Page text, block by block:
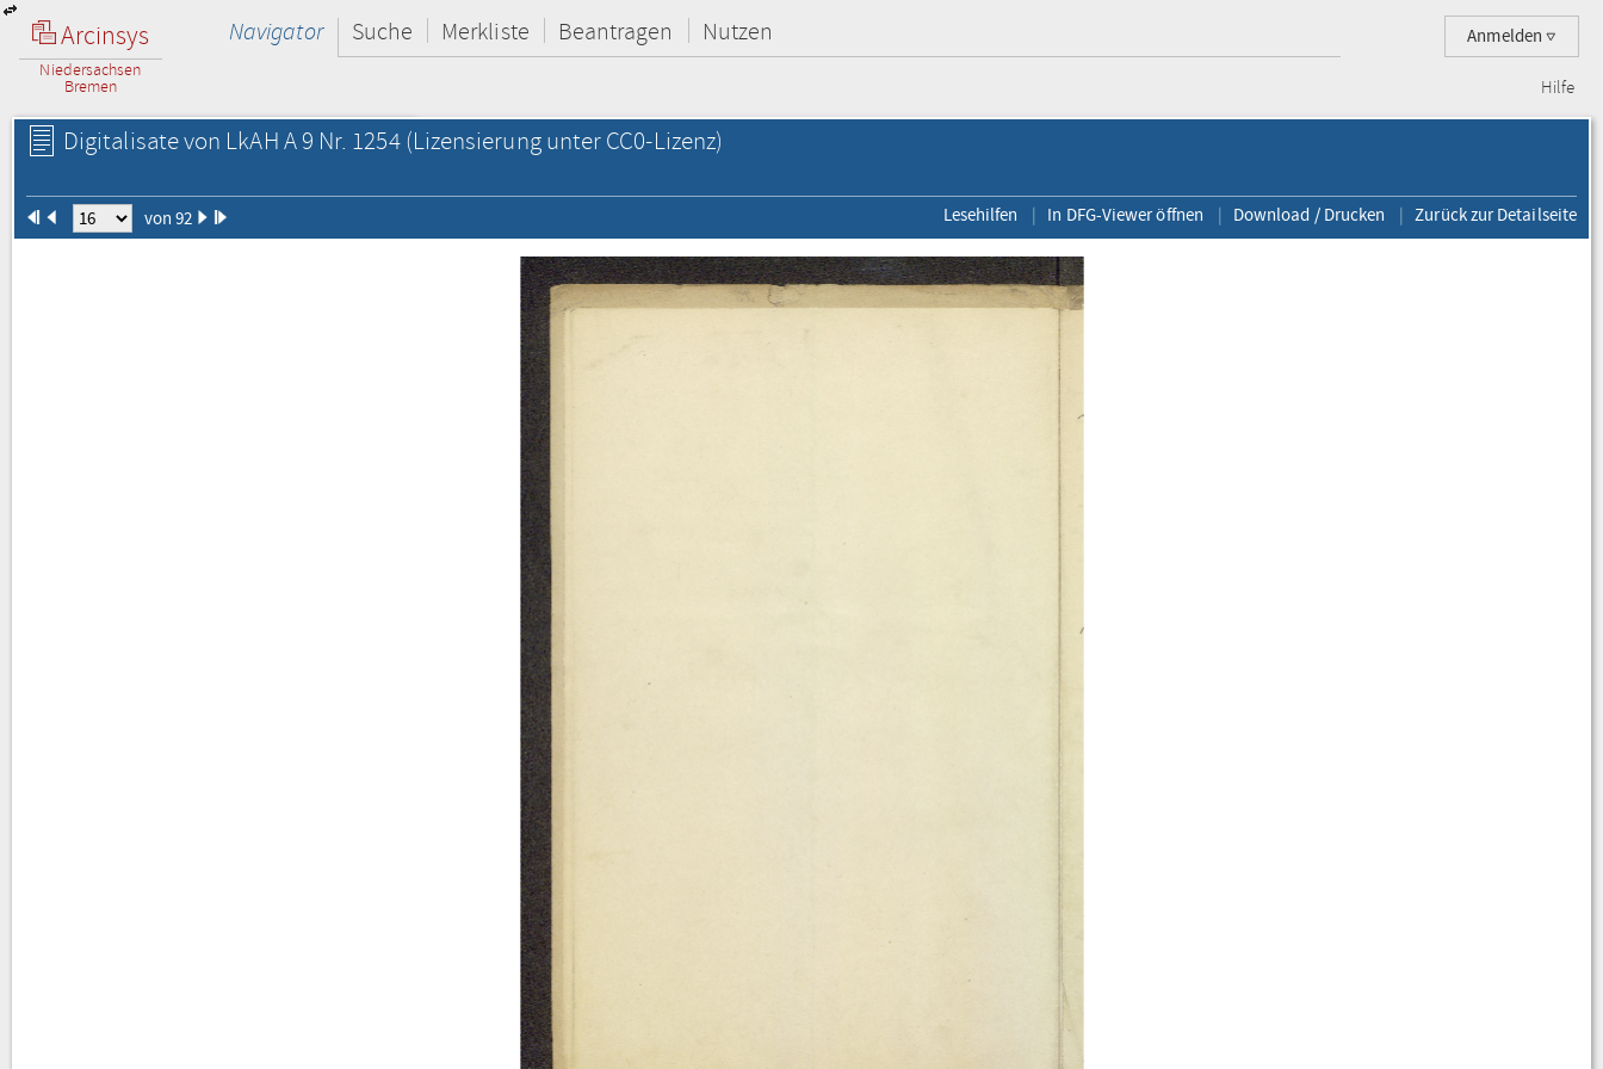
Arcinsys
Niedersachsen
Bremen
Anmelden
Navigator Suche Merkliste Beantragen Nutzen
Hilfe
Digitalisate von LkAH A 9 Nr. 1254(Lizensierung unter CC0-Lizenz)
von 92 Lesehilfen In DFG-Viewer öffnen Download / Drucken Zurück zur Detailseite